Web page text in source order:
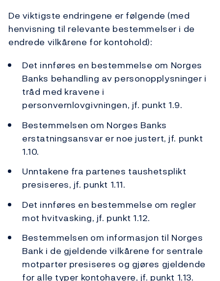
De viktigste endringene er følgende (med
henvisning til relevante bestemmelser i de
endrede vilkårene for kontohold):
Det innføres en bestemmelse om Norges
Banks behandling av personopplysninger i
tråd med kravene i
personvernlovgivningen, jf. punkt 1.9.
Bestemmelsen om Norges Banks
erstatningsansvar er noe justert, jf. punkt
1.10.
Unntakene fra partenes taushetsplikt
presiseres, jf. punkt 1.11.
Det innføres en bestemmelse om regler
mot hvitvasking, jf. punkt 1.12.
Bestemmelsen om informasjon til Norges
Bank i de gjeldende vilkårene for sentrale
motparter presiseres og gjøres gjeldende
for alle typer kontohavere, jf. punkt 1.13.